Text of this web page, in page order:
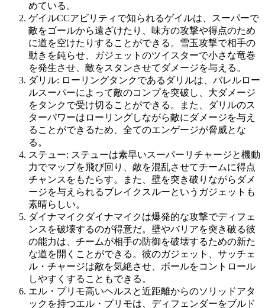
めている。
ゲイルCCアビリティで知られるゲイルは、スーパーで
敵をゴールから遠ざけたり、味方の攻撃や得点のため
に道を空けたりすることができる。雪玉攻撃で相手の
動きを鈍らせ、ガジェットのツイスターで小さな竜巻
を発生させ、敵をスタンさせてダメージを与える。
ダリル: ローリングタンクであるダリルは、バレルロー
ルスーパーによって敵のコンプを突破し、大ダメージ
をタンクで受け切ることができる。また、ダリルのス
ターパワーはローリングしながら敵にダメージを与え
ることができるため、全てのエンゲージが脅威とな
る。
ステュー: ステューは素早いスーパーリチャージと機動
力でマップを飛び回り、敵を混乱させてチームに得点
チャンスをもたらす。また、壁を突き破りながらダメ
ージを与えられるブレイクスルーというガジェットも
素晴らしい。
ダイナマイクダイナマイクは爆発的な攻撃でディフェ
ンスを破壊するのが得意だ。壁やバリアを突き破る彼
の能力は、チームが相手の防御を破壊するための新た
な道を開くことができる。彼のガジェット、サッチェ
ル・チャージは敵を気絶させ、ボールをコントロール
しやすくすることもできる。
エル・プリモ高いヘルスと近距離からのソリッドアタ
ックを持つエル・プリモは、ディフェンダーをブルド